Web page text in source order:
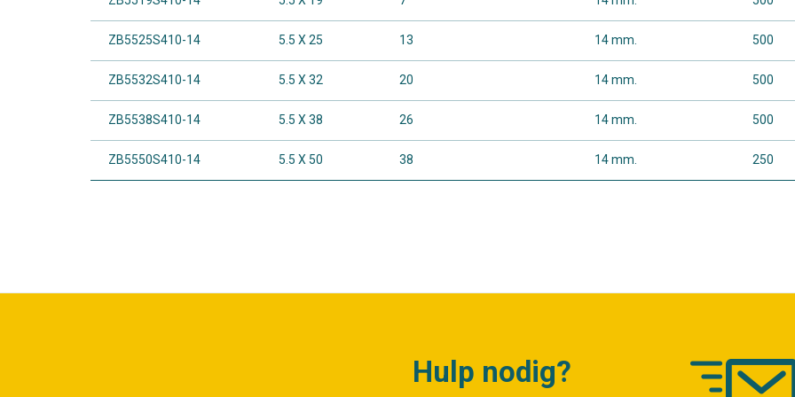
ZB5525S410-14 5.5 X 25 13 14 mm. 500
ZB5532S410-14 5.5 X 32 20 14 mm. 500
ZB5538S410-14 5.5 X 38 26 14 mm. 500
ZB5550S410-14 5.5 X 50 38 14 mm. 250
Hulp nodig?